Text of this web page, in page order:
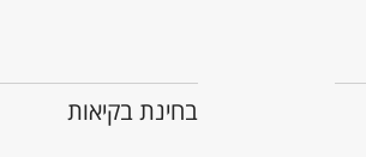
בחינת בקיאות